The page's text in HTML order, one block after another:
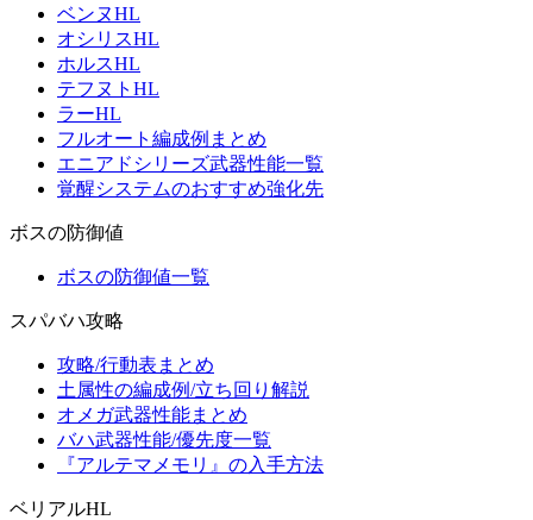
ベンヌHL
オシリスHL
ホルスHL
テフヌトHL
ラーHL
フルオート編成例まとめ
エニアドシリーズ武器性能一覧
覚醒システムのおすすめ強化先
ボスの防御値
ボスの防御値一覧
スパバハ攻略
攻略/行動表まとめ
土属性の編成例/立ち回り解説
オメガ武器性能まとめ
バハ武器性能/優先度一覧
『アルテマメモリ』の入手方法
ベリアルHL